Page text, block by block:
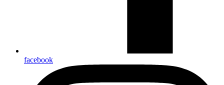
facebook